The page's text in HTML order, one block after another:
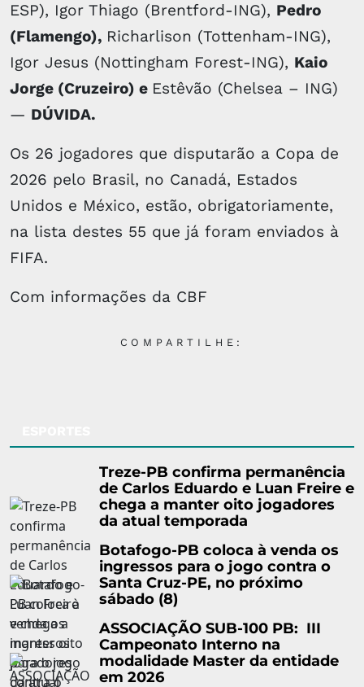
ESP), Igor Thiago (Brentford-ING), Pedro
(Flamengo), Richarlison (Tottenham-ING),
Igor Jesus (Nottingham Forest-ING), Kaio
Jorge (Cruzeiro) e Estêvão (Chelsea – ING)
— DÚVIDA.
Os 26 jogadores que disputarão a Copa de
2026 pelo Brasil, no Canadá, Estados
Unidos e México, estão, obrigatoriamente,
na lista destes 55 que já foram enviados à
FIFA.
Com informações da CBF
COMPARTILHE:
Treze-PB confirma permanência
de Carlos Eduardo e Luan Freire e
chega a manter oito jogadores
da atual temporada
Botafogo-PB coloca à venda os
ingressos para o jogo contra o
Santa Cruz-PE, no próximo
sábado (8)
ASSOCIAÇÃO SUB-100 PB: III
Campeonato Interno na
modalidade Master da entidade
em 2026